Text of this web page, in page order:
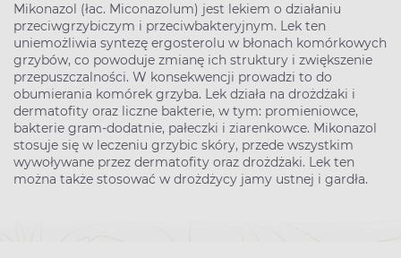
Mikonazol (łac. Miconazolum) jest lekiem o działaniu
przeciwgrzybiczym i przeciwbakteryjnym. Lek ten
uniemożliwia syntezę ergosterolu w błonach komórkowych
grzybów, co powoduje zmianę ich struktury i zwiększenie
przepuszczalności. W konsekwencji prowadzi to do
obumierania komórek grzyba. Lek działa na drożdżaki i
dermatofity oraz liczne bakterie, w tym: promieniowce,
bakterie gram-dodatnie, pałeczki i ziarenkowce. Mikonazol
stosuje się w leczeniu grzybic skóry, przede wszystkim
wywoływane przez dermatofity oraz drożdżaki. Lek ten
można także stosować w drożdżycy jamy ustnej i gardła.